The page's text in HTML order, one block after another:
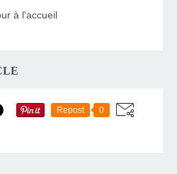
à l'accueil
Repost 0